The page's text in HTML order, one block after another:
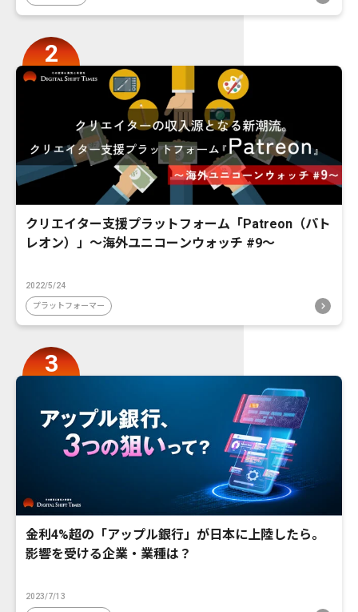
クリエイター支援プラットフォーム「Patreon（パト
レオン）」〜海外ユニコーンウォッチ #9〜
2022/5/24
プラットフォーマー
金利4%超の「アップル銀行」が日本に上陸したら。
影響を受ける企業・業種は？
2023/7/13